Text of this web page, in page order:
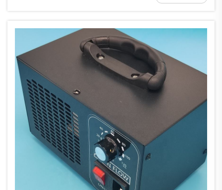
المسامي، تعزّز فعليًّا كمية الأكسجين المنقولة إلى الماء...